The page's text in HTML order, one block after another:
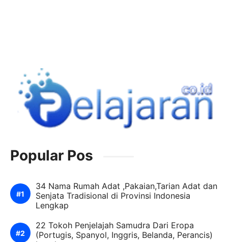
Popular Pos
34 Nama Rumah Adat ,Pakaian,Tarian Adat dan
Senjata Tradisional di Provinsi Indonesia
Lengkap
22 Tokoh Penjelajah Samudra Dari Eropa
(Portugis, Spanyol, Inggris, Belanda, Perancis)